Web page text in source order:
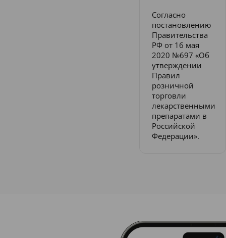
Согласно
постановлению
Правительства
РФ от 16 мая
2020 №697 «Об
утверждении
Правил
розничной
торговли
лекарственными
препаратами в
Российской
Федерации».